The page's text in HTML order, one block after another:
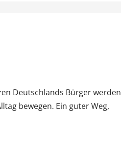
Deutschlands Bürger werden
bewegen. Ein guter Weg,